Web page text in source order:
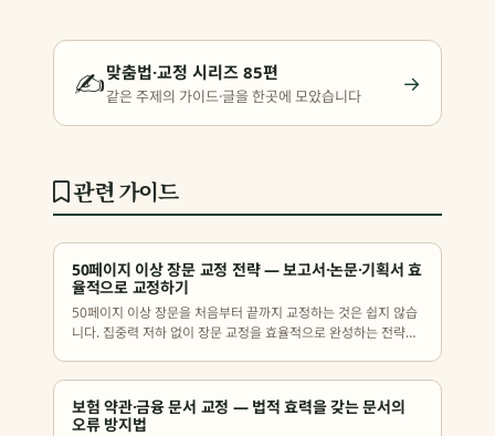
✍️맞춤법·교정 시리즈 85편
같은 주제의 가이드·글을 한곳에 모았습니다 →
관련 가이드
50페이지 이상 장문 교정 전략 — 보고서·논문·기획서 효
율적으로 교정하기
50페이지 이상 장문을 처음부터 끝까지 교정하는 것은 쉽지 않습
니다. 집중력 저하 없이 장문 교정을 효율적으로 완성하는 전략을
보험 약관·금융 문서 교정 — 법적 효력을 갖는 문서의
오류 방지법